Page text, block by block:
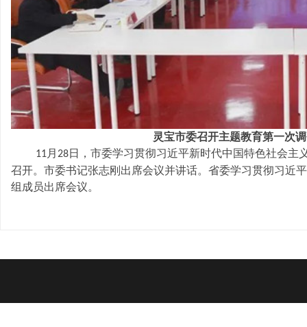
灵宝市委召开主题教育第一次
11月 28日，市委学习贯彻习近平新时代中国特色社会
召开。市委书记张志刚出席会议并讲话。省委学习贯彻习近
组成员出席会议。